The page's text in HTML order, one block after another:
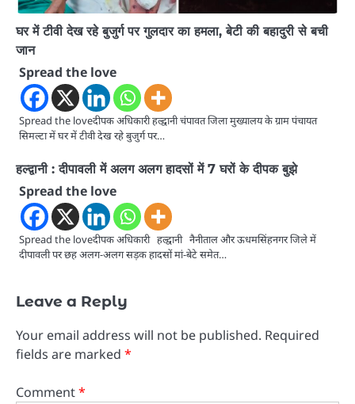
घर में टीवी देख रहे बुजुर्ग पर गुलदार का हमला, बेटी की बहादुरी से बची
जान
Spread the love
Spread the loveदीपक अधिकारी हल्द्वानी चंपावत जिला मुख्यालय के ग्राम पंचायत
सिमल्टा में घर में टीवी देख रहे बुजुर्ग पर…
हल्द्वानी : दीपावली में अलग अलग हादसों में 7 घरों के दीपक बुझे
Spread the love
Spread the loveदीपक अधिकारी हल्द्वानी नैनीताल और ऊधमसिंहनगर जिले में
दीपावली पर छह अलग-अलग सड़क हादसों मां-बेटे समेत…
Leave a Reply
Your email address will not be published. Required
fields are marked *
Comment*